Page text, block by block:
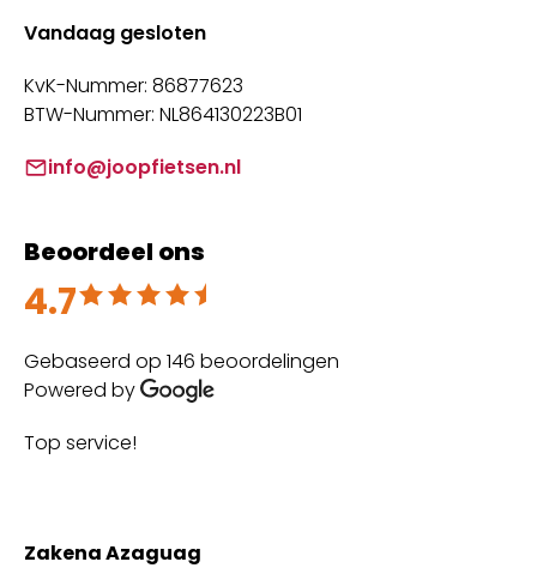
Vandaag gesloten
KvK-Nummer: 86877623
BTW-Nummer: NL864130223B01
info@joopfietsen.nl
Beoordeel ons
4.7
Beoordeeld met 4.7 uit 5
Gebaseerd op 146 beoordelingen
Powered by
Top service!
Zakena Azaguag